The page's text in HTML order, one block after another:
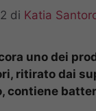
di Katia
uno dei
ritirato dai
contiene